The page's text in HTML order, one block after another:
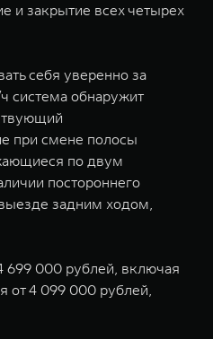
и закрытие всех четырех
себя уверенно за
система обнаружит
при смене полосы
по двум
постороннего
задним ходом,
699 000 рублей, включая
от 4 099 000 рублей,